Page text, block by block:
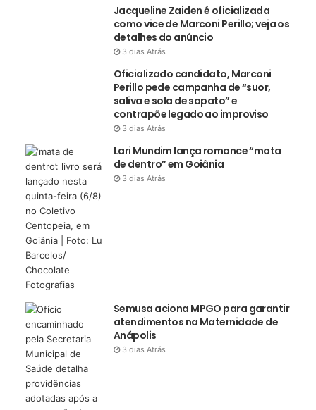
Jacqueline Zaiden é oficializada
como vice de Marconi Perillo; veja os
detalhes do anúncio
3 dias Atrás
Oficializado candidato, Marconi
Perillo pede campanha de “suor,
saliva e sola de sapato” e
contrapõe legado ao improviso
3 dias Atrás
Lari Mundim lança romance “mata
de dentro” em Goiânia
3 dias Atrás
Semusa aciona MPGO para garantir
atendimentos na Maternidade de
Anápolis
3 dias Atrás